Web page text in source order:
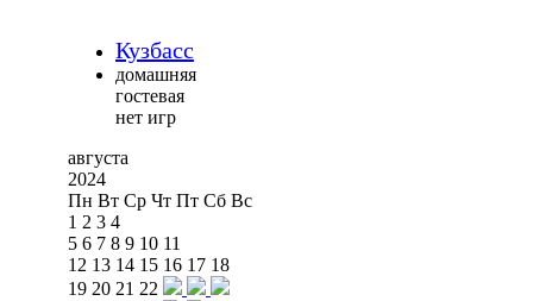
Кузбасс
домашняя
гостевая
нет игр
августа
2024
Пн Вт Ср Чт Пт Сб Вс
1 2 3 4
5 6 7 8 9 10 11
12 13 14 15 16 17 18
19 20 21 22